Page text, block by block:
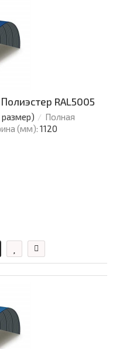
RAL5005
Полная
(мм): 1120